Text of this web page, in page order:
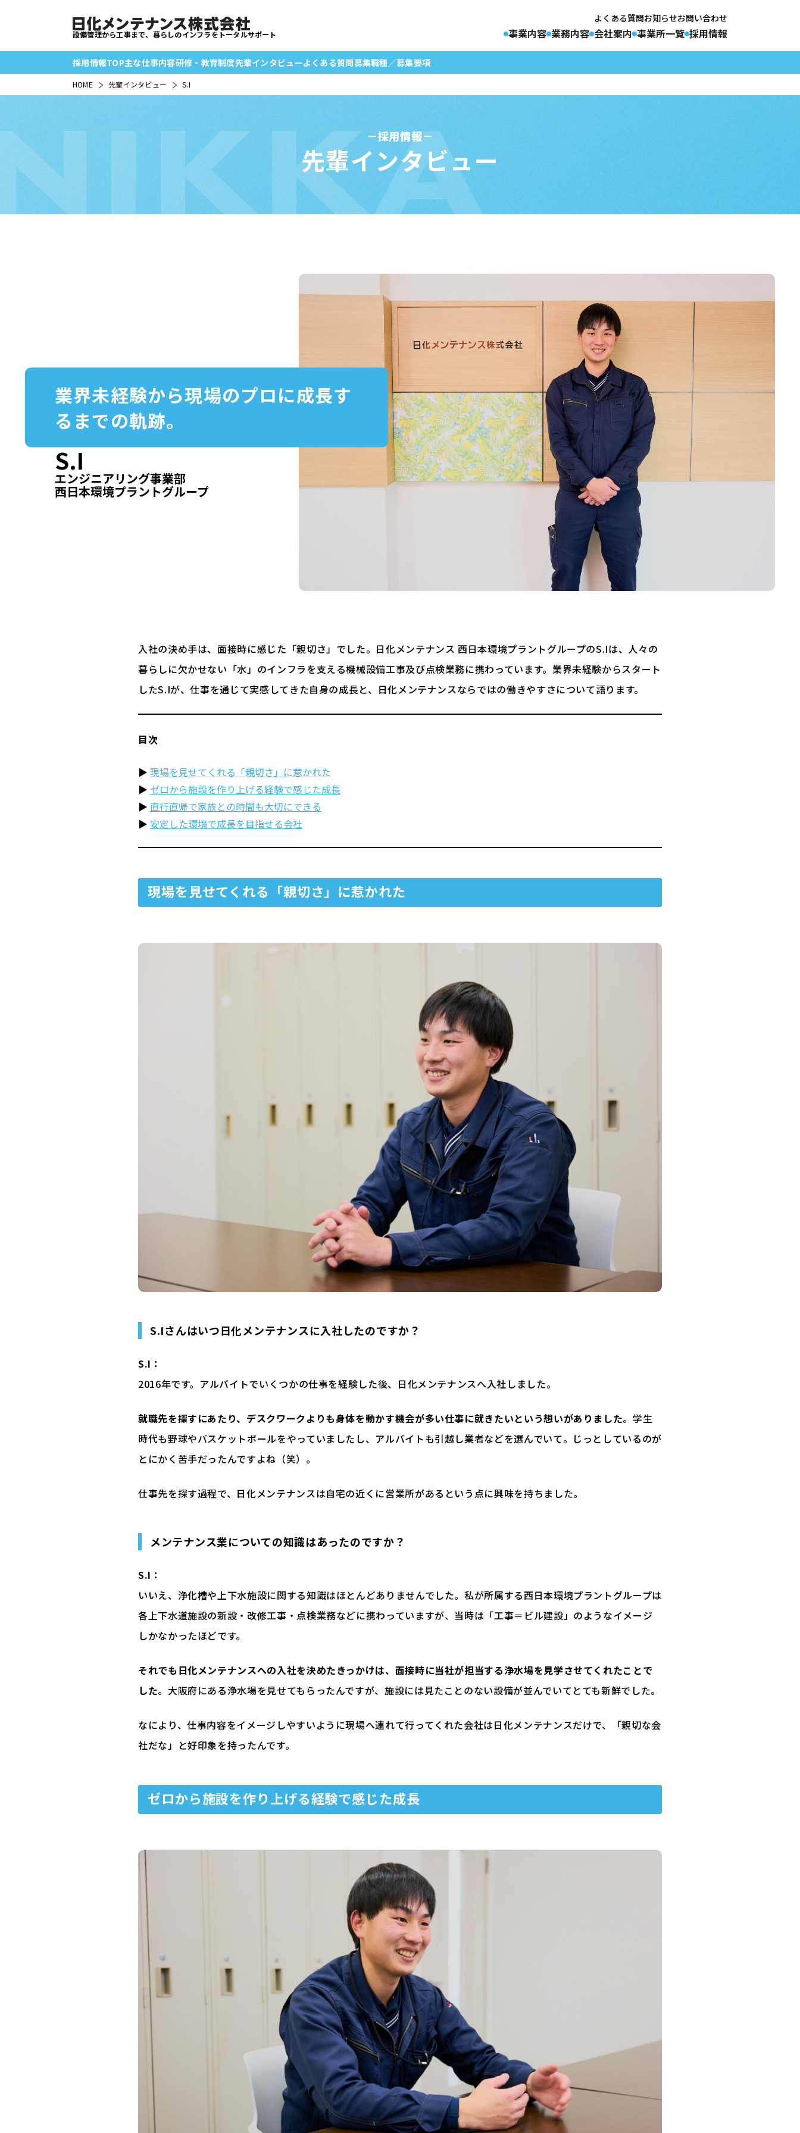
設備管理から工事まで、暮らしのインフラをトータルサポート 事業内容 業務内容 会社案内 事業所一覧 採用情報
よくある質問お知らせお問い合わせ
採用情報TOP主な仕事内容研修・ 教育制度先輩インタビューよくある質問募集職種／募集要項
HOME 先輩インタビュー S.I
採用情報
先輩インタビュー
業界未経験から現場のプロに成長す
るまでの軌跡。
S.I
エンジニアリング事業部
西日本環境プラントグループ
入社の決め手は、面接時に感じた「親切さ」でした。日化メンテナンス 西日本環境プラントグループのS.Iは、人々の
暮らしに欠かせない「水」のインフラを支える機械設備工事及び点検業務に携わっています。業界未経験からスタート
したS.Iが、仕事を通じて実感してきた自身の成長と、日化メンテナンスならではの働きやすさについて語ります。
目次
現場を見せてくれる「親切さ」に惹かれた
ゼロから施設を作り上げる経験で感じた成長
直行直帰で家族との時間も大切にできる
安定した環境で成長を目指せる会社
現場を見せてくれる「親切さ」に惹かれた
S.Iさんはいつ日化メンテナンスに入社したのですか？
S.I：
2016年です。アルバイトでいくつかの仕事を経験した後、日化メンテナンスへ入社しました。
就職先を探すにあたり、デスクワークよりも身体を動かす機会が多い仕事に就きたいという想いがありました。学生
時代も野球やバスケットボールをやっていましたし、アルバイトも引越し業者などを選んでいて。じっとしているのが
とにかく苦手だったんですよね（笑）。
仕事先を探す過程で、日化メンテナンスは自宅の近くに営業所があるという点に興味を持ちました。
メンテナンス業についての知識はあったのですか？
S.I：
いいえ、浄化槽や上下水施設に関する知識はほとんどありませんでした。私が所属する西日本環境プラントグループは
各上下水道施設の新設・改修工事・点検業務などに携わっていますが、当時は「工事＝ビル建設」のようなイメージ
しかなかったほどです。
それでも日化メンテナンスへの入社を決めたきっかけは、面接時に当社が担当する浄水場を見学させてくれたことで
した。大阪府にある浄水場を見せてもらったんですが、施設には見たことのない設備が並んでいてとても新鮮でした。
なにより、仕事内容をイメージしやすいように現場へ連れて行ってくれた会社は日化メンテナンスだけで、「親切な会
社だな」と好印象を持ったんです。
ゼロから施設を作り上げる経験で感じた成長